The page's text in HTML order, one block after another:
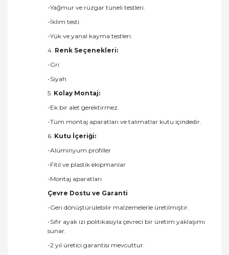
-Yağmur ve rüzgar tüneli testleri.
-İklim testi.
-Yük ve yanal kayma testleri.
4. Renk Seçenekleri:
-Gri
-Siyah
5. Kolay Montaj:
-Ek bir alet gerektirmez.
-Tüm montaj aparatları ve talimatlar kutu içindedir.
6. Kutu İçeriği:
-Alüminyum profiller
-Fitil ve plastik ekipmanlar
-Montaj aparatları
Çevre Dostu ve Garanti
-Geri dönüştürülebilir malzemelerle üretilmiştir.
-Sıfır ayak izi politikasıyla çevreci bir üretim yaklaşımı
sunar.
-2 yıl üretici garantisi mevcuttur.